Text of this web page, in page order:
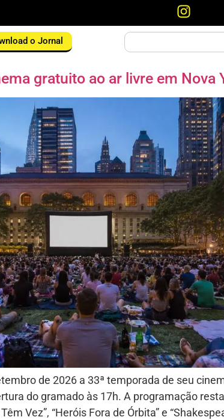
o Jornal
gratuito ao ar livre em Nova
de 2026 a 33ª temporada de seu
do gramado às 17h. A programação
Vez”, “Heróis Fora de Órbita” e